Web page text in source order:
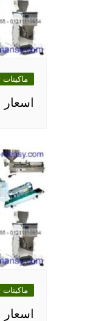
ماكينات
اسعار
ماكينات